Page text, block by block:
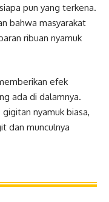
pun yang terkena.
bahwa masyarakat
ribuan nyamuk
efek
ada di dalamnya.
nyamuk biasa,
dan munculnya